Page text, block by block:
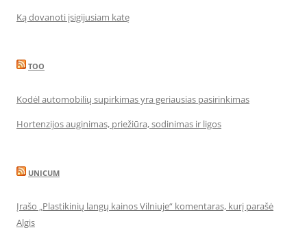
Ką dovanoti įsigijusiam katę
TOO
Kodėl automobilių supirkimas yra geriausias pasirinkimas
Hortenzijos auginimas, priežiūra, sodinimas ir ligos
UNICUM
Įrašo „Plastikinių langų kainos Vilniuje“ komentaras, kurį parašė
Algis